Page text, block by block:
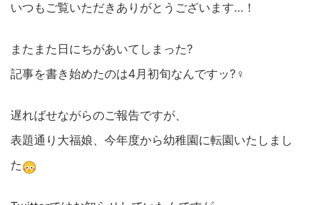
いつもご覧いただきありがとうございます…！
またまた日にちがあいてしまった?
記事を書き始めたのは4月初旬なんですッ?‍♀️
遅ればせながらのご報告ですが、
表題通り大福娘、今年度から幼稚園に転園いたしまし
た